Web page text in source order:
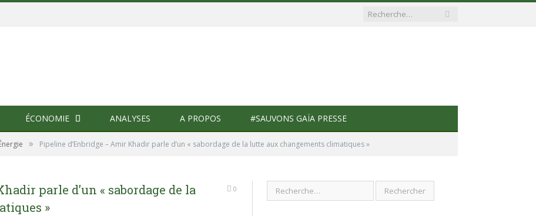
ÉCONOMIE ANALYSES A PROPOS #SAUVONS GAÏA PRESSE
» Pipeline d’Enbridge – Amir Khadir parle d’un « sabordage de la lutte aux changements climatiques »
parle d’un « sabordage de la
»
0